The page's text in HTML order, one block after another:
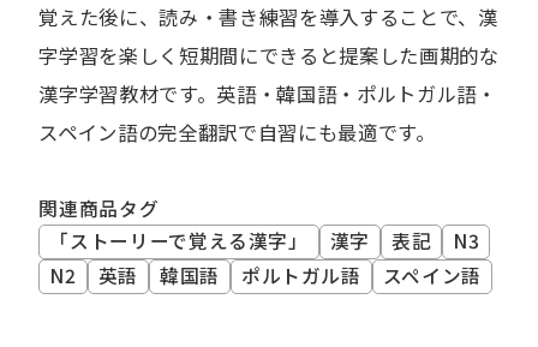
覚えた後に、読み・書き練習を導入することで、漢
字学習を楽しく短期間にできると提案した画期的な
漢字学習教材です。英語・韓国語・ポルトガル語・
スペイン語の完全翻訳で自習にも最適です。
関連商品タグ
「ストーリーで覚える漢字」
漢字 表記
N3
N2
英語 韓国語 ポルトガル語 スペイン語